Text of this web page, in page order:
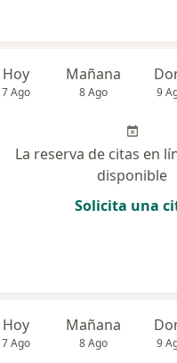
Hoy
7 Ago
Mañana
8 Ago 9
La reserva de citas en
disponible
Solicita una
Hoy
7 Ago
Mañana
8 Ago 9